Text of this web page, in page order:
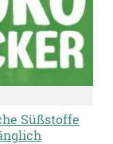
Süßstoffe